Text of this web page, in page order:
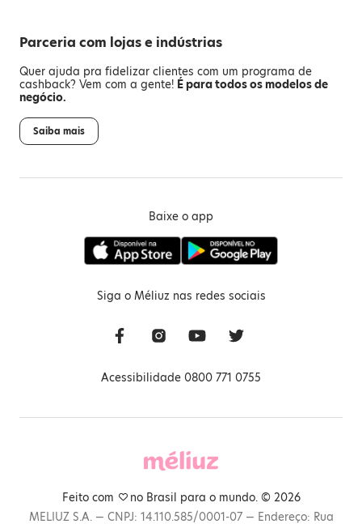
Parceria com lojas e indústrias
Quer ajuda pra fidelizar clientes com um programa de
cashback? Vem com a gente! É para todos os modelos de
negócio.
Saiba mais
Baixe o app
Siga o Méliuz nas redes sociais
Acessibilidade 0800 771 0755
Feito com
no Brasil para o mundo. © 2026
MELIUZ S.A. — CNPJ: 14.110.585/0001-07 — Endereço: Rua